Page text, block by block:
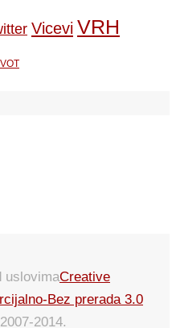
Vicevi VRH
uslovimaCreative
Bez prerada 3.0
2014.